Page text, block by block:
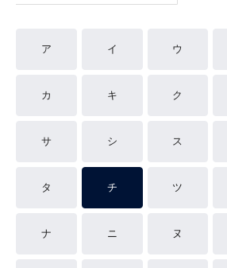
ア イ ウ
カ キ ク
サ シ ス
タ チ ツ
ナ ニ ヌ